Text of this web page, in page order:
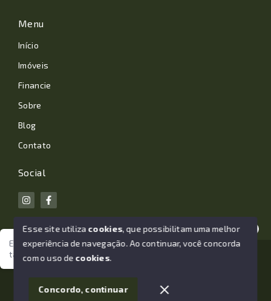
Estamos aqui para te ajudar. Vamos juntos nessa jornada
tão importante da sua vida?
Menu
Início
Imóveis
Financie
Sobre
Blog
Contato
Social
© Copyright 2026 - João Losano Corretor de Imóveis -
SITE PARA IMOBILIARIA
Esse site utiliza cookies, que possibilitam uma melhor
experiência de navegação.Ao continuar, você concorda
com o uso de cookies.
Concordo, continuar